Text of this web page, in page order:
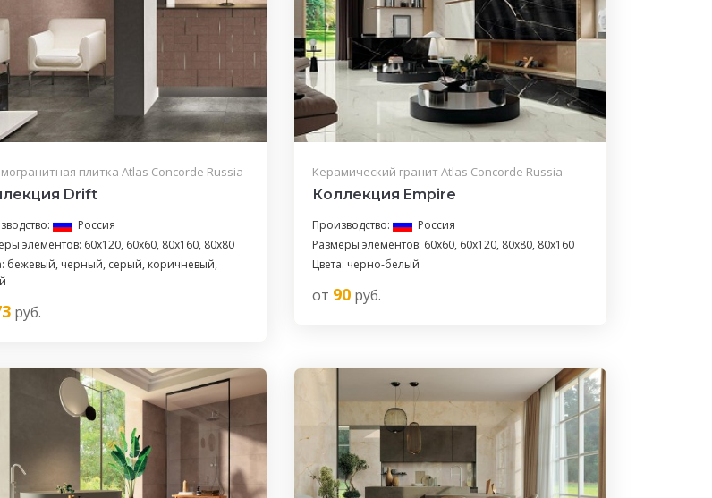
плитка Atlas Concorde Russia
Drift
Россия
элементов: 60x120, 60x60, 80x160, 80x80
бежевый, черный, серый, коричневый,
руб.
Керамический гранит Atlas Concorde Russia
Коллекция Empire
Производство:
Россия
Размеры элементов: 60x60, 60x120, 80x80, 80x160
Цвета: черно-белый
от 90руб.